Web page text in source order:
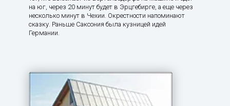
на юг, через 20 минут будет в Эрцгебирге, а еще через
несколько минут в Чехии. Окрестности напоминают
сказку. Раньше Саксония была кузницей идей
Германии.